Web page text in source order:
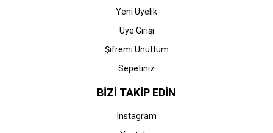
Yeni Üyelik
Üye Girişi
Şifremi Unuttum
Sepetiniz
BİZİ TAKİP EDİN
Instagram